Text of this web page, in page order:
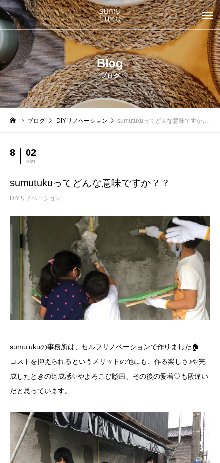
Blog
ブログ
ブログ DIYリノベーション sumutukuってどんな意味ですか？？
8 02
2021
sumutukuってどんな意味ですか？？
DIYリノベーション
sumutukuの事務所は、セルフリノベーションで作りました🏠
コストを抑えられるというメリットの他にも、作る楽しさ♪や完
成したときの達成感✨やよろこび🙌🏻、その後の愛着♡も段違い
だと思っています。